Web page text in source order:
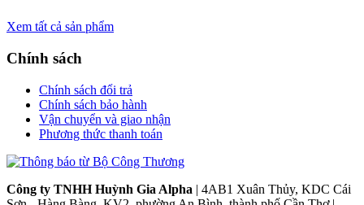
Xem tất cả sản phẩm
Chính sách
Chính sách đổi trả
Chính sách bảo hành
Vận chuyển và giao nhận
Phương thức thanh toán
Công ty TNHH Huỳnh Gia Alpha | 4AB1 Xuân Thủy, KDC Cái